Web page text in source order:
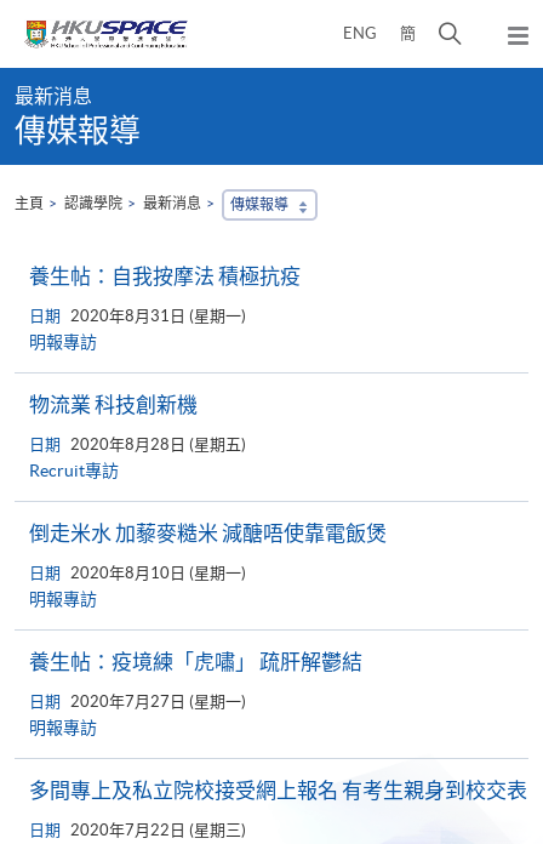
content
ENG 簡
開
彈
出
content
start
最新消息
傳媒報導
主頁 認識學院 最新消息 傳媒報導
養生帖：自我按摩法 積極抗疫
日期 2020年8月31日 (星期一)
明報專訪
物流業 科技創新機
日期 2020年8月28日 (星期五)
Recruit專訪
倒走米水 加藜麥糙米 減醣唔使靠電飯煲
日期 2020年8月10日 (星期一)
明報專訪
養生帖：疫境練「虎嘯」 疏肝解鬱結
日期 2020年7月27日 (星期一)
明報專訪
多間專上及私立院校接受網上報名 有考生親身到校交表
日期 2020年7月22日 (星期三)